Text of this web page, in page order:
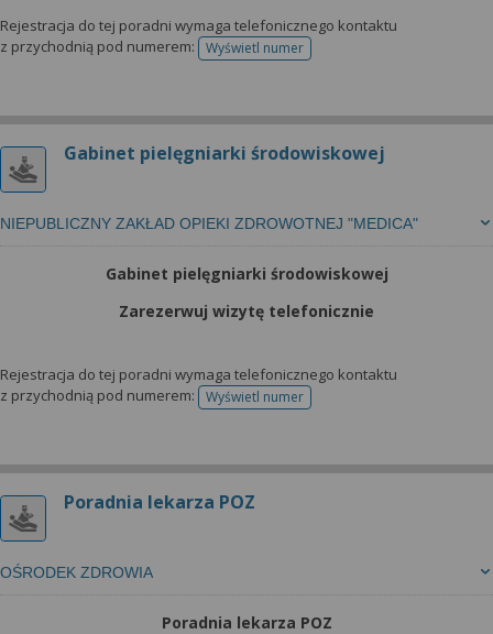
Rejestracja do tej poradni wymaga telefonicznego kontaktu
z przychodnią pod numerem:
Wyświetl numertelefonu do rejestracji
Gabinet pielęgniarki środowiskowej
NIEPUBLICZNY ZAKŁAD OPIEKI ZDROWOTNEJ "MEDICA"
Gabinet pielęgniarki środowiskowej
Zarezerwuj wizytę telefonicznie
Rejestracja do tej poradni wymaga telefonicznego kontaktu
z przychodnią pod numerem:
Wyświetl numertelefonu do rejestracji
Poradnia lekarza POZ
OŚRODEK ZDROWIA
Poradnia lekarza POZ